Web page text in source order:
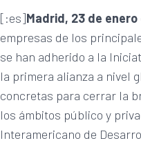
[:es]Madrid, 23 de enero
empresas de los
se han adherido a la
la primera alianza a nivel
concretas para cerrar la
los ámbitos público y
Interamericano de